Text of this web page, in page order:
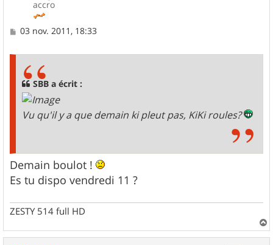
accro
M
03 nov. 2011, 18:33
SBB a écrit :
Vu qu'il y a que demain ki pleut pas, KiKi roules?
Demain boulot !
Es tu dispo vendredi 11 ?
ZESTY 514 full HD
a